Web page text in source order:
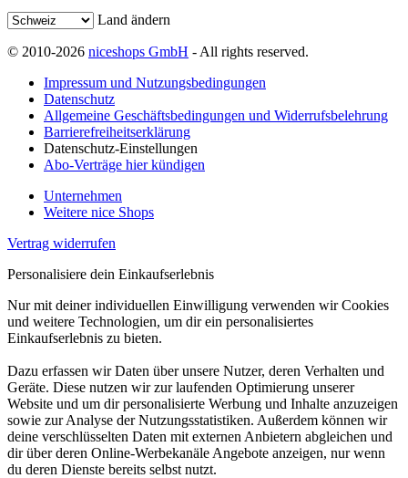
Land ändern
© 2010-2026 niceshops GmbH - All rights reserved.
Impressum und Nutzungsbedingungen
Datenschutz
Allgemeine Geschäftsbedingungen und Widerrufsbelehrung
Barrierefreiheitserklärung
Datenschutz-Einstellungen
Abo-Verträge hier kündigen
Unternehmen
Weitere nice Shops
Vertrag widerrufen
Personalisiere dein Einkaufserlebnis
Nur mit deiner individuellen Einwilligung verwenden wir Cookies
und weitere Technologien, um dir ein personalisiertes
Einkaufserlebnis zu bieten.
Dazu erfassen wir Daten über unsere Nutzer, deren Verhalten und
Geräte. Diese nutzen wir zur laufenden Optimierung unserer
Website und um dir personalisierte Werbung und Inhalte anzuzeigen
sowie zur Analyse der Nutzungsstatistiken. Außerdem können wir
deine verschlüsselten Daten mit externen Anbietern abgleichen und
dir über deren Online-Werbekanäle Angebote anzeigen, nur wenn
du deren Dienste bereits selbst nutzt.